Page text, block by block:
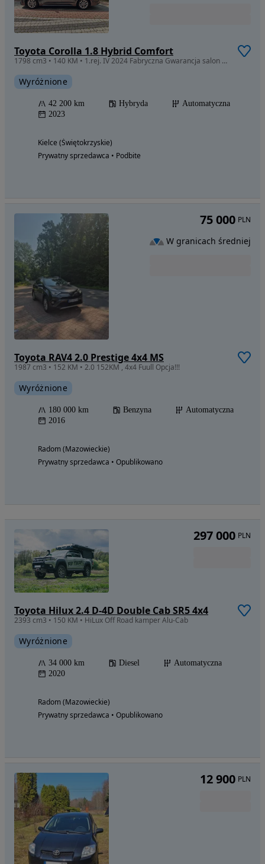
Toyota Corolla 1.8 Hybrid Comfort
1798 cm3 • 140 KM • 1.rej. IV 2024 Fabryczna Gwarancja salon PL serwis w ASO
Wyróżnione
42 200 km Hybryda
Automatyczna
2023
Kielce (Świętokrzyskie)
Prywatny sprzedawca • Podbite
Toyota RAV4 2.0 Prestige 4x4 MS
1987 cm3 • 152 KM • 2.0 152KM , 4x4 Fuull Opcja!!!
Wyróżnione
180 000 km Benzyna
Automatyczna
2016
Radom (Mazowieckie)
Prywatny sprzedawca • Opublikowano
75 000 PLN
W granicach średniej
Toyota Hilux 2.4 D-4D Double Cab SR5 4x4
2393 cm3 • 150 KM • HiLux Off Road kamper Alu-Cab
Wyróżnione
34 000 km Diesel
Automatyczna
2020
Radom (Mazowieckie)
Prywatny sprzedawca • Opublikowano
297 000 PLN
12 900 PLN